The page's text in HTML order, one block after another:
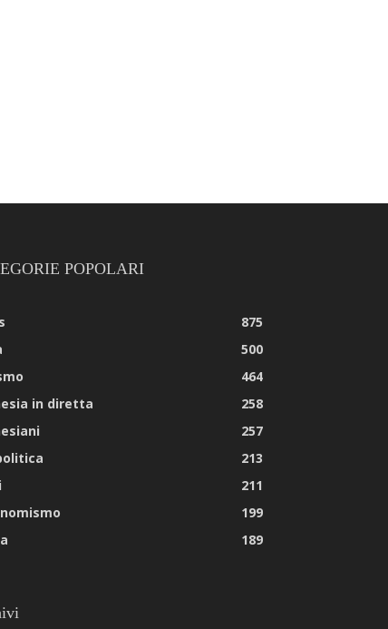
POPOLARI
875
500
464
in diretta
258
257
213
211
199
189